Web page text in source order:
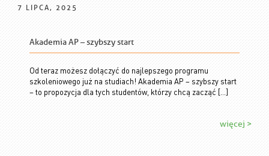
7 LIPCA, 2025
Akademia AP – szybszy start
Od teraz możesz dołączyć do najlepszego programu
szkoleniowego już na studiach! Akademia AP – szybszy start
– to propozycja dla tych studentów, którzy chcą zacząć […]
więcej >